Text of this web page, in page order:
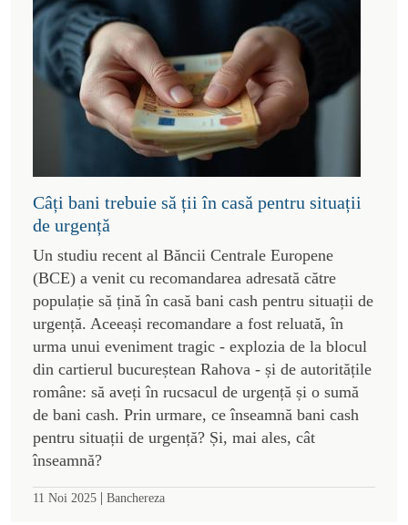
Câți bani trebuie să ții în casă pentru situații
de urgență
Un studiu recent al Băncii Centrale Europene
(BCE) a venit cu recomandarea adresată către
populație să țină în casă bani cash pentru situații de
urgență. Aceeași recomandare a fost reluată, în
urma unui eveniment tragic - explozia de la blocul
din cartierul bucureștean Rahova - și de autoritățile
române: să aveți în rucsacul de urgență și o sumă
de bani cash. Prin urmare, ce înseamnă bani cash
pentru situații de urgență? Și, mai ales, cât
înseamnă?
11 Noi 2025 | Banchereza